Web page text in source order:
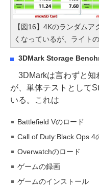
【図16】4Kのランダム
くなっているが、ライト
3DMark Storage
3DMarkは言わずと知
が、単体テストとして
いる。これは
Battlefield Vのロード
Call of Duty:Black Ops 4
Overwatchのロード
ゲームの録画
ゲームのインストール